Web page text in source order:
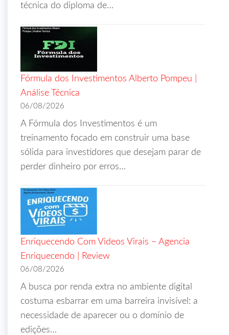
técnica do diploma de…
Fórmula dos Investimentos Alberto Pompeu |
Análise Técnica
06/08/2026
A Fórmula dos Investimentos é um
treinamento focado em construir uma base
sólida para investidores que desejam parar de
perder dinheiro por erros…
Enriquecendo Com Videos Virais – Agencia
Enriquecendo | Review
06/08/2026
A busca por renda extra no ambiente digital
costuma esbarrar em uma barreira invisível: a
necessidade de aparecer ou o domínio de
edições…